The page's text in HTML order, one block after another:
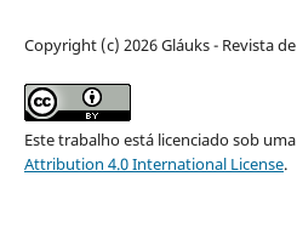
Copyright (c) 2026 Gláuks - Revista
Este trabalho está licenciado sob
Attribution 4.0 International License.